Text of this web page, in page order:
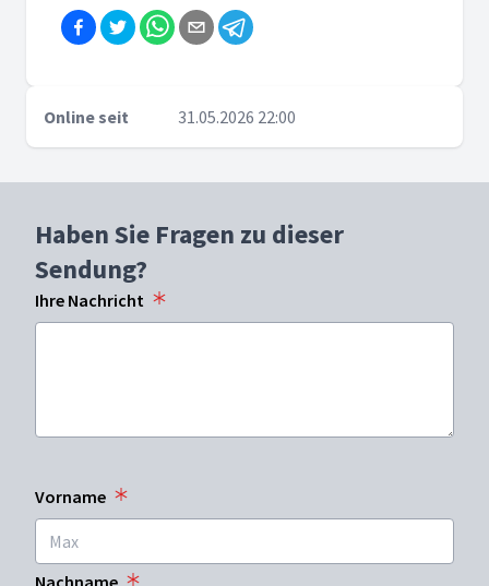
Online seit 31.05.2026 22:00
Haben Sie Fragen zu dieser
Sendung?
Ihre Nachricht
Vorname
Nachname